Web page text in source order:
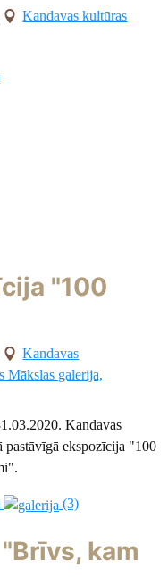
Kandavas kultūras
"100
Kandavas
Mākslas galerija,
Kandavas
pastāvīgā ekspozīcija "100
(3)
kam